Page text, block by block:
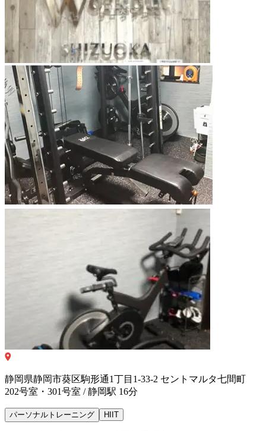
静岡県静岡市葵区駒形通1丁目1-33-2 セントマルタ七間町
202号室・301号室 / 静岡駅 16分
パーソナルトレーニング HIIT